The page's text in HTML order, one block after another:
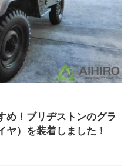
め！ブリヂストンのグラ
ヤ）を装着しました！